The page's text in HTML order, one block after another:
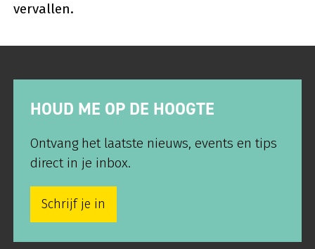
vervallen.
HOUD ME OP DE HOOGTE
Ontvang het laatste nieuws, events en tips
direct in je inbox.
Schrijf je in